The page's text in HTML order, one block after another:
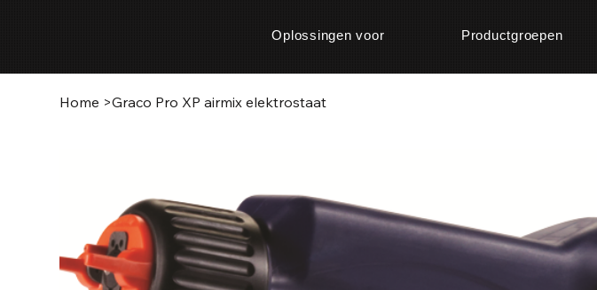
Oplossingen voor Productgroepen
Home >Graco Pro XP airmix elektrostaat